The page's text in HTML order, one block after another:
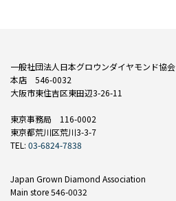
一般社団法人日本グロウンダイヤモンド協会
本店 546-0032
大阪市東住吉区東田辺3-26-11
東京事務局 116-0002
東京都荒川区荒川3-3-7
TEL: 03-6824-7838
Japan Grown Diamond Association
Main store 546-0032